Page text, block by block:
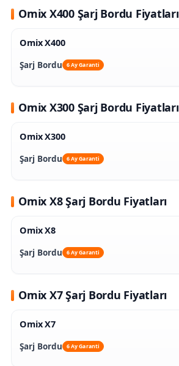
Omix X400 Şarj Bordu Fiyatları
Omix X400
Şarj Bordu 6 Ay Garanti
Omix X300 Şarj Bordu Fiyatları
Omix X300
Şarj Bordu 6 Ay Garanti
Omix X8 Şarj Bordu Fiyatları
Omix X8
Şarj Bordu 6 Ay Garanti
Omix X7 Şarj Bordu Fiyatları
Omix X7
Şarj Bordu 6 Ay Garanti